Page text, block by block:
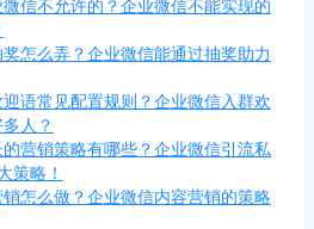
信不允许的？企业微信不能实现的
怎么弄？企业微信能通过抽奖助力
语常见配置规则？企业微信入群欢
人？
营销策略有哪些？企业微信引流私
策略！
怎么做？企业微信内容营销的策略